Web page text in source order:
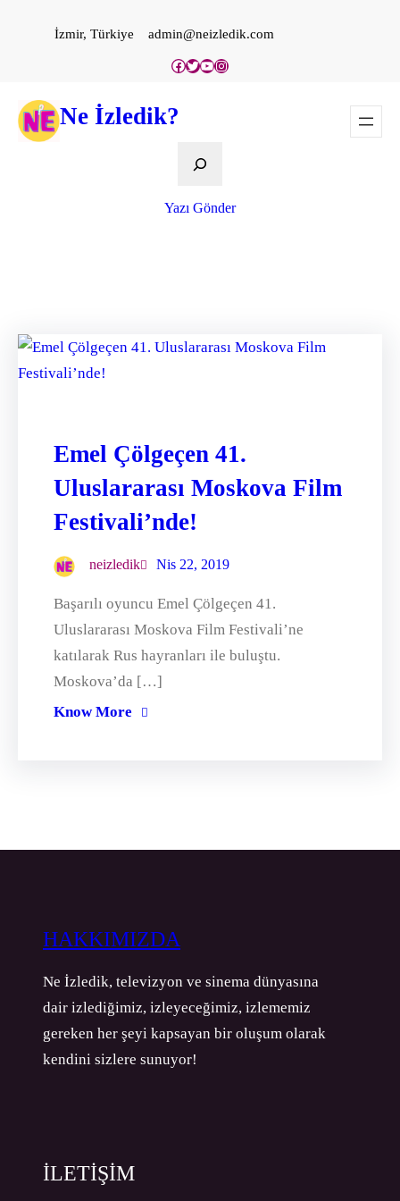
İzmir, Türkiye admin@neizledik.com
Facebook
Twitter
YouTube
Instagram
Ne İzledik?
Ara
Yazı Gönder
Emel Çölgeçen 41.
Uluslararası Moskova Film
Festivali’nde!
neizledik Nis 22, 2019
Başarılı oyuncu Emel Çölgeçen 41.
Uluslararası Moskova Film Festivali’ne
katılarak Rus hayranları ile buluştu.
Moskova’da […]
Know More
HAKKIMIZDA
Ne İzledik, televizyon ve sinema dünyasına
dair izlediğimiz, izleyeceğimiz, izlememiz
gereken her şeyi kapsayan bir oluşum olarak
kendini sizlere sunuyor!
İLETİŞİM